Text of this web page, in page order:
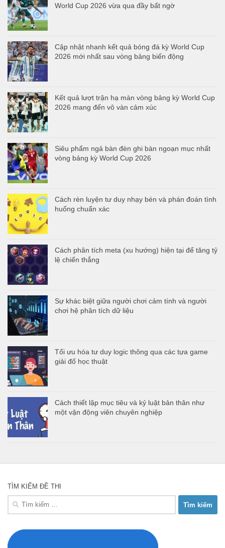
World Cup 2026 vừa qua đầy bất ngờ
Cập nhật nhanh kết quả bóng đá kỳ World Cup
2026 mới nhất sau vòng bảng biến động
Kết quả lượt trận hạ màn vòng bảng kỳ World Cup
2026 mang đến vô vàn cảm xúc
Siêu phẩm ngả bàn đèn ghi bàn ngoạn mục nhất
vòng bảng kỳ World Cup 2026
Cách rèn luyện tư duy nhạy bén và phán đoán tình
huống chuẩn xác
Cách phân tích meta (xu hướng) hiện tại để tăng tỷ
lệ chiến thắng
Sự khác biệt giữa người chơi cảm tính và người
chơi hệ phân tích dữ liệu
Tối ưu hóa tư duy logic thông qua các tựa game
giải đố học thuật
Cách thiết lập mục tiêu và kỷ luật bản thân như
một vận động viên chuyên nghiệp
TÌM KIẾM ĐỀ THI
Tìm